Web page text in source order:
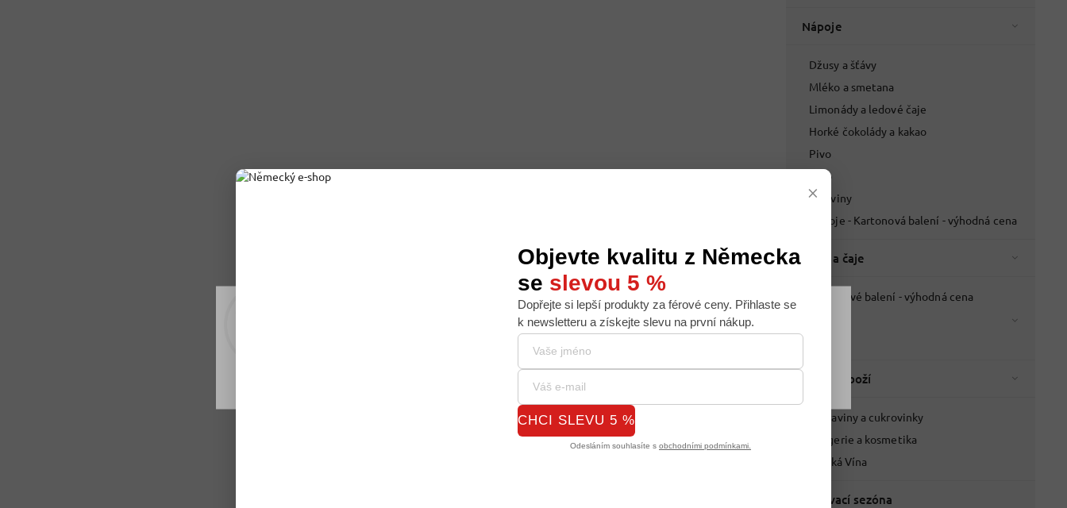
Rádi vám upravujeme nabídku na míru, ale abychom to zvládli, používáme k
tomu soubory cookie. Používáním tohoto webu s tím souhlasíte.
Souhlasím
Nápoje
Džusy a šťávy
Mléko a smetana
Limonády a ledové čaje
Horké čokolády a kakao
Pivo
Víno
Lihoviny
Nápoje - Kartonová balení - výhodná cena
Káva a čaje
Kartonové balení - výhodná cena
Italské zboží
Potraviny a cukrovinky
Drogerie a kosmetika
Italská Vína
Grilovací sezóna
×
Objevte kvalitu z Německa
se slevou 5 %
Dopřejte si lepší produkty za férové ceny. Přihlaste se
k newsletteru a získejte slevu na první nákup.
CHCI SLEVU 5 %
Odesláním souhlasíte s obchodními podmínkami.